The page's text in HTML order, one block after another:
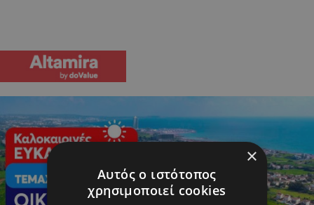
×
Αυτός ο ιστότοπος
χρησιμοποιεί cookies